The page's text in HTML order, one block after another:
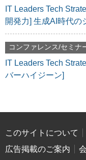
IT Leaders Tech
開発力] 生成AI時代の
コンファレンス/セミナ
IT Leaders Tech
バーハイジーン]
このサイトについて
広告掲載のご案内